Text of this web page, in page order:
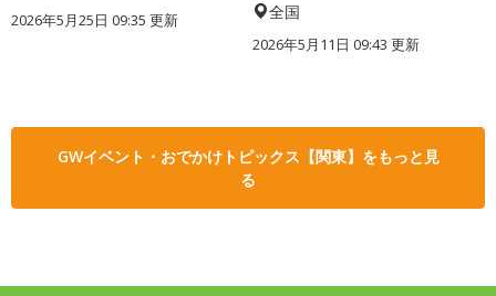
2026年5月25日 09:35 更新 全国
2026年5月11日 09:43 更新
GWイベント・おでかけトピックス【関東】をもっと見
る